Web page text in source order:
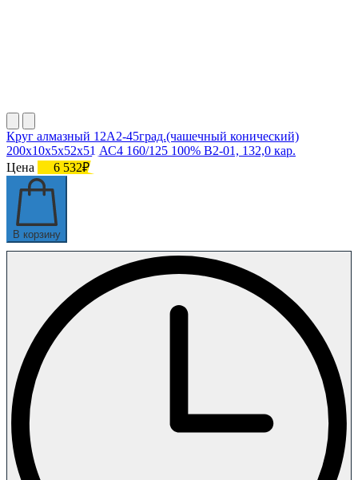
Круг алмазный 12А2-45град.(чашечный конический)
200х10х5х52х51 АС4 160/125 100% В2-01, 132,0 кар.
Цена
6 532₽
В корзину